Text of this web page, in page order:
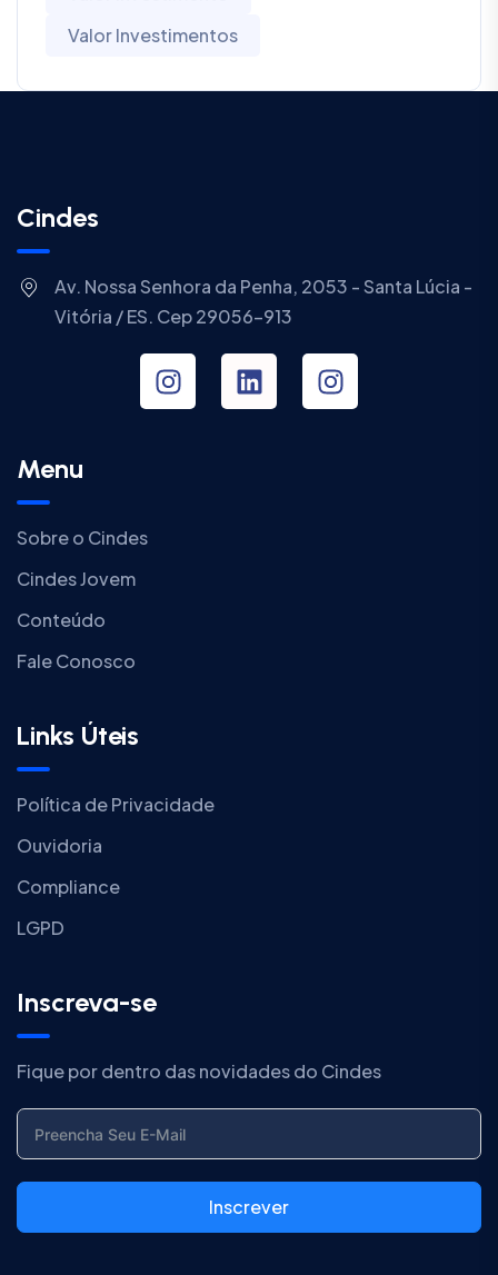
Valor Investimentos
Cindes
Av. Nossa Senhora da Penha, 2053 - Santa Lúcia -
Vitória / ES. Cep 29056-913
Menu
Sobre o Cindes
Cindes Jovem
Conteúdo
Fale Conosco
Links Úteis
Política de Privacidade
Ouvidoria
Compliance
LGPD
Inscreva-se
Fique por dentro das novidades do Cindes
Inscrever